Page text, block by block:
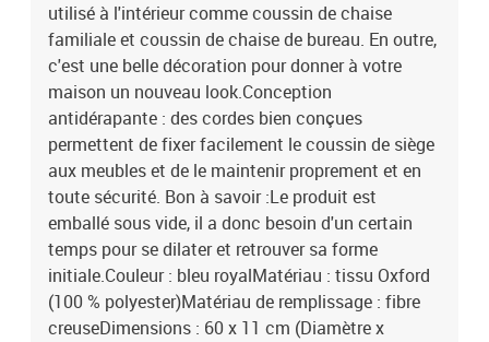
utilisé à l'intérieur comme coussin de chaise
familiale et coussin de chaise de bureau. En outre,
c'est une belle décoration pour donner à votre
maison un nouveau look.Conception
antidérapante : des cordes bien conçues
permettent de fixer facilement le coussin de siège
aux meubles et de le maintenir proprement et en
toute sécurité. Bon à savoir :Le produit est
emballé sous vide, il a donc besoin d'un certain
temps pour se dilater et retrouver sa forme
initiale.Couleur : bleu royalMatériau : tissu Oxford
(100 % polyester)Matériau de remplissage : fibre
creuseDimensions : 60 x 11 cm (Diamètre x